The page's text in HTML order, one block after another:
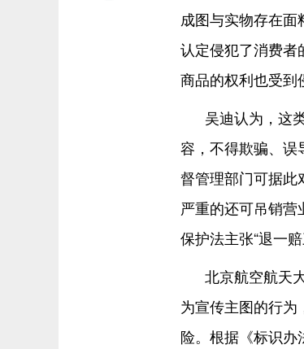
成图与实物存在
认定侵犯了消费者
商品的权利也受到
吴迪认为，这
容，不得欺骗、误
督管理部门可据此
严重的还可吊销
保护法主张“退一赔
北京航空航天
为宣传主图的行
险。根据《标识